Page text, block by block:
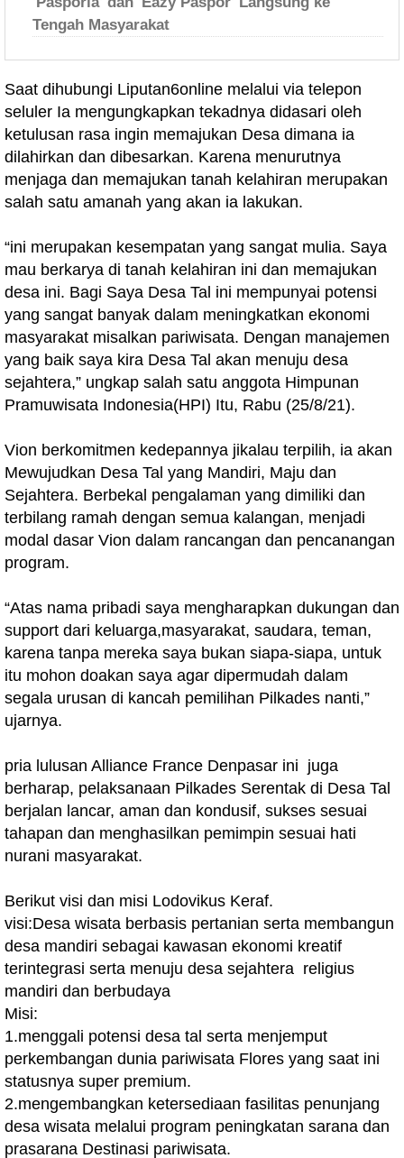
Tengah Masyarakat
Saat dihubungi Liputan6online melalui via telepon
seluler Ia mengungkapkan tekadnya didasari oleh
ketulusan rasa ingin memajukan Desa dimana ia
dilahirkan dan dibesarkan. Karena menurutnya
menjaga dan memajukan tanah kelahiran merupakan
salah satu amanah yang akan ia lakukan.
“ini merupakan kesempatan yang sangat mulia. Saya
mau berkarya di tanah kelahiran ini dan memajukan
desa ini. Bagi Saya Desa Tal ini mempunyai potensi
yang sangat banyak dalam meningkatkan ekonomi
masyarakat misalkan pariwisata. Dengan manajemen
yang baik saya kira Desa Tal akan menuju desa
sejahtera,” ungkap salah satu anggota Himpunan
Pramuwisata Indonesia(HPI) Itu, Rabu (25/8/21).
Vion berkomitmen kedepannya jikalau terpilih, ia akan
Mewujudkan Desa Tal yang Mandiri, Maju dan
Sejahtera. Berbekal pengalaman yang dimiliki dan
terbilang ramah dengan semua kalangan, menjadi
modal dasar Vion dalam rancangan dan pencanangan
program.
“Atas nama pribadi saya mengharapkan dukungan dan
support dari keluarga,masyarakat, saudara, teman,
karena tanpa mereka saya bukan siapa-siapa, untuk
itu mohon doakan saya agar dipermudah dalam
segala urusan di kancah pemilihan Pilkades nanti,”
ujarnya.
pria lulusan Alliance France Denpasar ini juga
berharap, pelaksanaan Pilkades Serentak di Desa Tal
berjalan lancar, aman dan kondusif, sukses sesuai
tahapan dan menghasilkan pemimpin sesuai hati
nurani masyarakat.
Berikut visi dan misi Lodovikus Keraf.
visi:Desa wisata berbasis pertanian serta membangun
desa mandiri sebagai kawasan ekonomi kreatif
terintegrasi serta menuju desa sejahtera religius
mandiri dan berbudaya
Misi:
1.menggali potensi desa tal serta menjemput
perkembangan dunia pariwisata Flores yang saat ini
statusnya super premium.
2.mengembangkan ketersediaan fasilitas penunjang
desa wisata melalui program peningkatan sarana dan
prasarana Destinasi pariwisata.